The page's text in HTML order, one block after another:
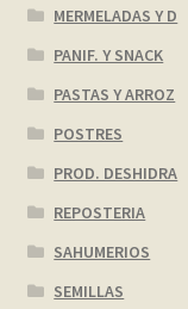
Sample Page
Tienda
Wishlist
MERMELADAS Y D
PANIF. Y SNACK
PASTAS Y ARROZ
POSTRES
PROD. DESHIDRA
REPOSTERIA
SAHUMERIOS
SEMILLAS